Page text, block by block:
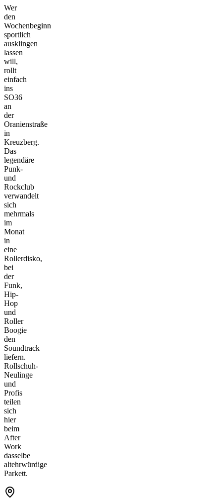
Wer
den
Wochenbeginn
sportlich
ausklingen
lassen
will,
rollt
einfach
ins
SO36
an
der
Oranienstraße
in
Kreuzberg.
Das
legendäre
Punk-
und
Rockclub
verwandelt
sich
mehrmals
im
Monat
in
eine
Rollerdisko,
bei
der
Funk,
Hip-
Hop
und
Roller
Boogie
den
Soundtrack
liefern.
Rollschuh-
Neulinge
und
Profis
teilen
sich
hier
beim
After
Work
dasselbe
altehrwürdige
Parkett.